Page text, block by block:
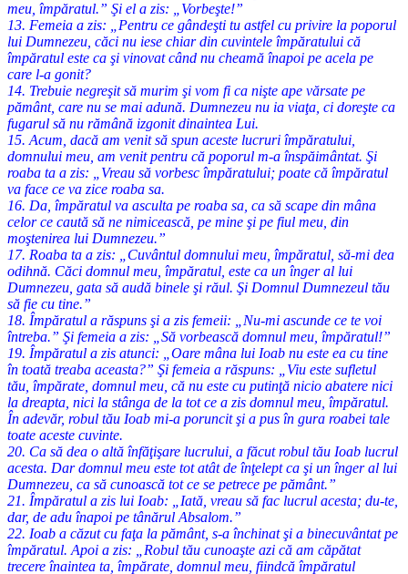
meu, împăratul.” Şi el a zis: „Vorbeşte!”
13. Femeia a zis: „Pentru ce gândeşti tu astfel cu privire la poporul
lui Dumnezeu, căci nu iese chiar din cuvintele împăratului că
împăratul este ca şi vinovat când nu cheamă înapoi pe acela pe
care l-a gonit?
14. Trebuie negreşit să murim şi vom fi ca nişte ape vărsate pe
pământ, care nu se mai adună. Dumnezeu nu ia viaţa, ci doreşte ca
fugarul să nu rămână izgonit dinaintea Lui.
15. Acum, dacă am venit să spun aceste lucruri împăratului,
domnului meu, am venit pentru că poporul m-a înspăimântat. Şi
roaba ta a zis: „Vreau să vorbesc împăratului; poate că împăratul
va face ce va zice roaba sa.
16. Da, împăratul va asculta pe roaba sa, ca să scape din mâna
celor ce caută să ne nimicească, pe mine şi pe fiul meu, din
moştenirea lui Dumnezeu.”
17. Roaba ta a zis: „Cuvântul domnului meu, împăratul, să-mi dea
odihnă. Căci domnul meu, împăratul, este ca un înger al lui
Dumnezeu, gata să audă binele şi răul. Şi Domnul Dumnezeul tău
să fie cu tine.”
18. Împăratul a răspuns şi a zis femeii: „Nu-mi ascunde ce te voi
întreba.” Şi femeia a zis: „Să vorbească domnul meu, împăratul!”
19. Împăratul a zis atunci: „Oare mâna lui Ioab nu este ea cu tine
în toată treaba aceasta?” Şi femeia a răspuns: „Viu este sufletul
tău, împărate, domnul meu, că nu este cu putinţă nicio abatere nici
la dreapta, nici la stânga de la tot ce a zis domnul meu, împăratul.
În adevăr, robul tău Ioab mi-a poruncit şi a pus în gura roabei tale
toate aceste cuvinte.
20. Ca să dea o altă înfăţişare lucrului, a făcut robul tău Ioab lucrul
acesta. Dar domnul meu este tot atât de înţelept ca şi un înger al lui
Dumnezeu, ca să cunoască tot ce se petrece pe pământ.”
21. Împăratul a zis lui Ioab: „Iată, vreau să fac lucrul acesta; du-te,
dar, de adu înapoi pe tânărul Absalom.”
22. Ioab a căzut cu faţa la pământ, s-a închinat şi a binecuvântat pe
împăratul. Apoi a zis: „Robul tău cunoaşte azi că am căpătat
trecere înaintea ta, împărate, domnul meu, fiindcă împăratul